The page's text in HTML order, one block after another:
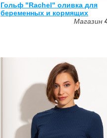
Гольф "Rachel" оливка для
беременных и кормящих
Магазин